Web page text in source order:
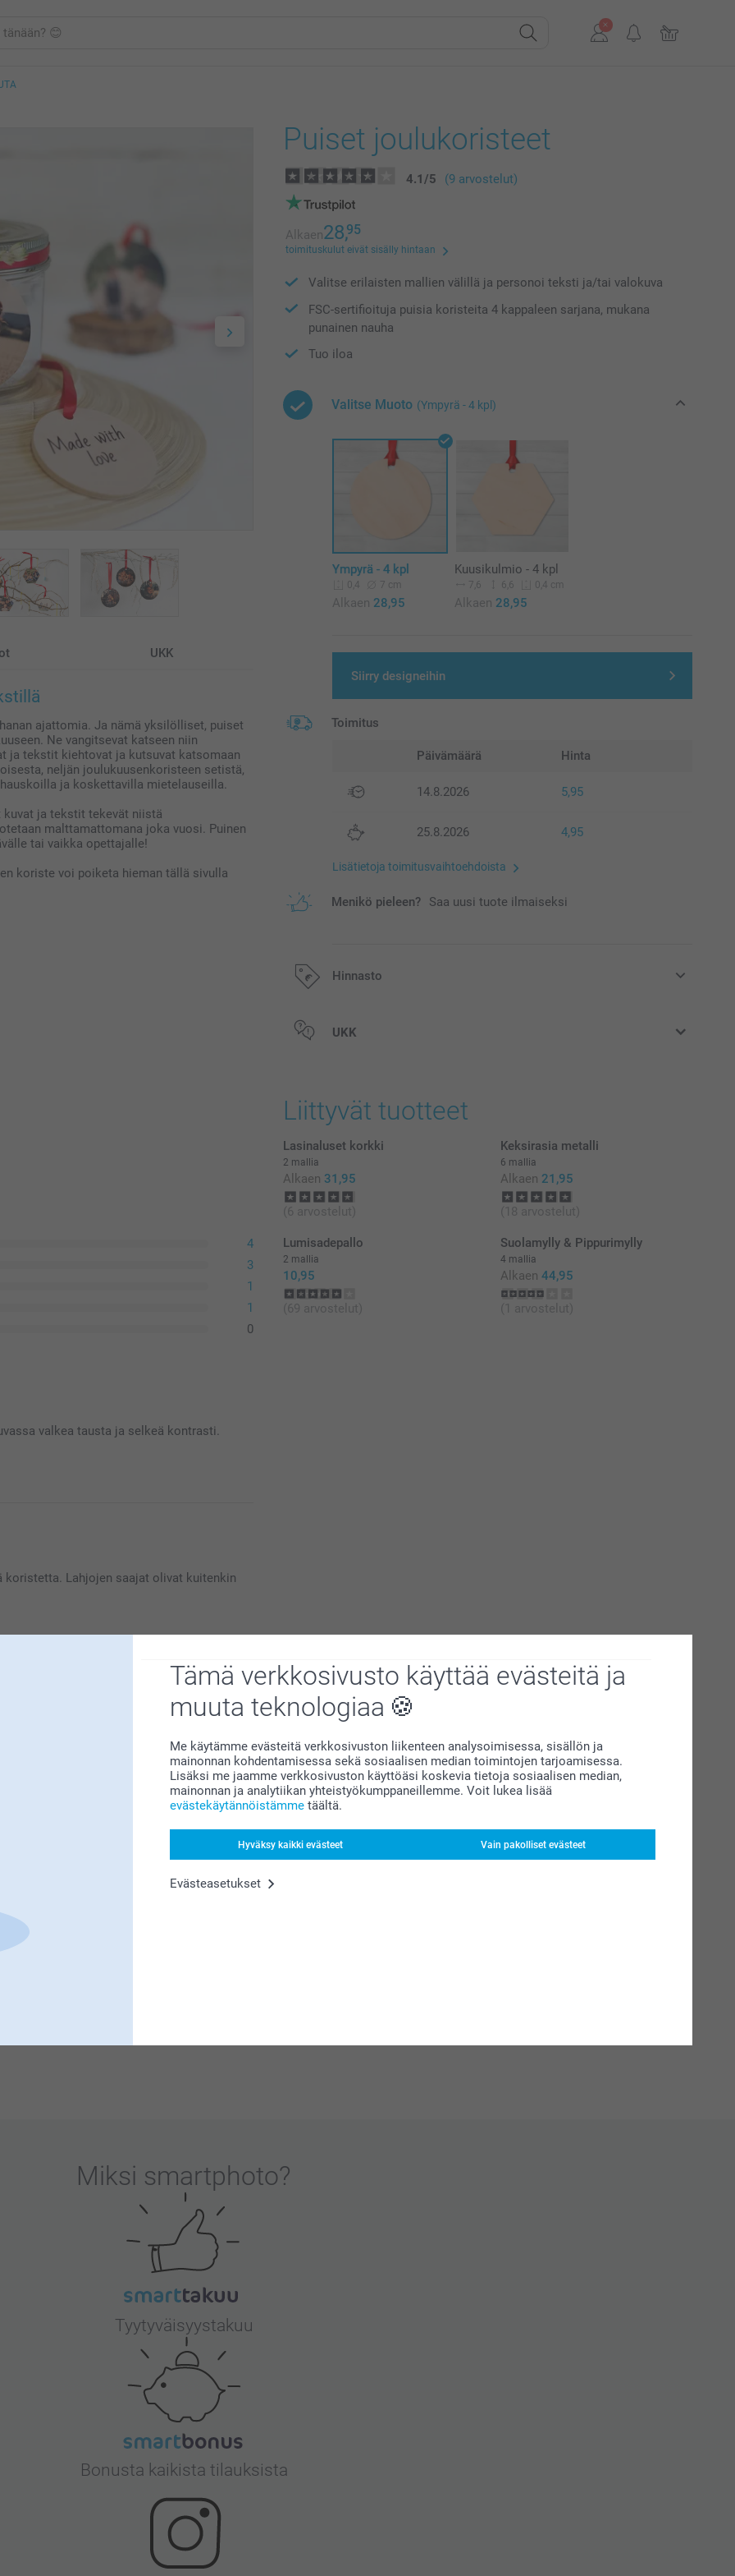
Tämä verkkosivusto käyttää evästeitä ja
muuta teknologiaa
Me käytämme evästeitä verkkosivuston liikenteen analysoimisessa, sisällön ja
mainonnan kohdentamisessa sekä sosiaalisen median toimintojen tarjoamisessa.
Lisäksi me jaamme verkkosivuston käyttöäsi koskevia tietoja sosiaalisen median,
mainonnan ja analytiikan yhteistyökumppaneillemme. Voit lukea lisää
evästekäytännöistämme täältä.
Hyväksy kaikki evästeet Vain pakolliset evästeet
Evästeasetukset
UKK
ajattomia. Ja nämä yksilölliset, puiset
Ne vangitsevat katseen niin
ja tekstit kiehtovat ja kutsuvat katsomaan
neljän joulukuusenkoristeen setistä,
ja koskettavilla mietelauseilla.
ja tekstit tekevät niistä
malttamattomana joka vuosi. Puinen
tai vaikka opettajalle!
koriste voi poiketa hieman tällä sivulla
Puiset joulukoristeet
4.1/5 (9 arvostelut)
Alkaen28,95
toimituskulut eivät sisälly hintaan
Valitse erilaisten mallien välillä ja personoi teksti ja/tai valokuva
FSC-sertifioituja puisia koristeita 4 kappaleen sarjana, mukana
punainen nauha
Tuo iloa
Valitse Muoto (Ympyrä - 4 kpl)
Ympyrä - 4 kpl
0,4 7 cm
Alkaen 28,95
Kuusikulmio - 4 kpl
7,6 6,6 0,4 cm
Alkaen 28,95
Siirry designeihin
Toimitus
Päivämäärä Hinta
14.8.2026 5,95
25.8.2026 4,95
Lisätietoja toimitusvaihtoehdoista
Menikö pieleen? Saa uusi tuote ilmaiseksi
Hinnasto
Kaikki hinnat ovat euroina, sisältävät arvonlisäveron ja eivät sisällä
UKK
4
3
1
1
0
valkea tausta ja selkeä kontrasti.
Lahjojen saajat olivat kuitenkin
sitä suuresti. Kiva että pidät
pitkäksi aikaa :)
Liittyvät tuotteet
Lasinaluset korkki
2 mallia
Alkaen 31,95
(6 arvostelut)
Keksirasia metalli
6 mallia
Alkaen 21,95
(18 arvostelut)
Lumisadepallo
2 mallia
10,95
(69 arvostelut)
Suolamylly & Pippurimylly
4 mallia
Alkaen 44,95
(1 arvostelut)
Miksi smartphoto?
Tyytyväisyystakuu
Bonusta kaikista tilauksista